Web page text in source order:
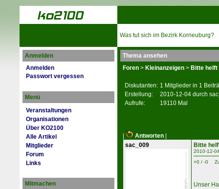
Was tut sich im Bezirk Korneuburg?
Anmelden
Anmelden
Passwort vergessen
Menü
Veranstaltungen
Organisationen
Über KO2100
Alle Artikel
Mitglieder
Forum
Links
Mitmachen
Thema ansehen
Foren > Kleinanzeigen > Bitte
Diskutanten: 1 Mitglieder in 1
Erstellung:
2010-12-04 durch
Aufrufe:
19110 Mal
Antworten
sac_009
Bitte
2010-12-
+0 / -0
Unser